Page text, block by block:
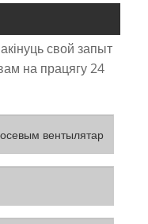
свой запыт
на працягу 24